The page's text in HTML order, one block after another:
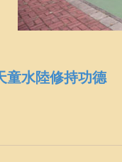
童水陸修持功德